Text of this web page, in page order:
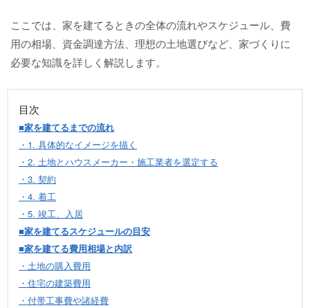
ここでは、家を建てるときの全体の流れやスケジュール、費
用の相場、資金調達方法、理想の土地選びなど、家づくりに
必要な知識を詳しく解説します。
目次
■家を建てるまでの流れ
・1. 具体的なイメージを描く
・2. 土地とハウスメーカー・施工業者を選定する
・3. 契約
・4. 着工
・5. 竣工、入居
■家を建てるスケジュールの目安
■家を建てる費用相場と内訳
・土地の購入費用
・住宅の建築費用
・付帯工事費や諸経費